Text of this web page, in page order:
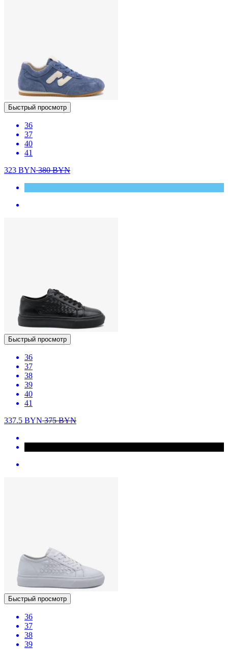
Быстрый просмотр
36
37
40
41
323 BYN380BYN
Быстрый просмотр
36
37
38
39
40
41
337.5 BYN375BYN
Быстрый просмотр
36
37
38
39